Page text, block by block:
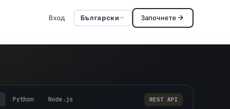
Вход Български Започнете
Python Node.js REST API